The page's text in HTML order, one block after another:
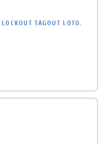
TAGOUT LOTO.